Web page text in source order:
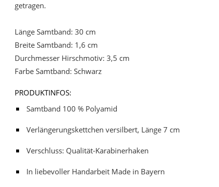
getragen.
Länge Samtband: 30 cm
Breite Samtband: 1,6 cm
Durchmesser Hirschmotiv: 3,5 cm
Farbe Samtband: Schwarz
PRODUKTINFOS:
Samtband 100 % Polyamid
Verlängerungskettchen versilbert, Länge 7 cm
Verschluss: Qualität-Karabinerhaken
In liebevoller Handarbeit Made in Bayern